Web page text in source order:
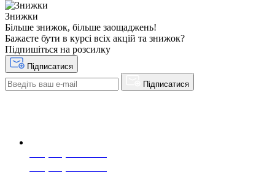
Знижки
Більше знижок, більше заощаджень!
Бажаєте бути в курсі всіх акцій та знижок?
Підпишіться на розсилку
Підписатися
Підписатися